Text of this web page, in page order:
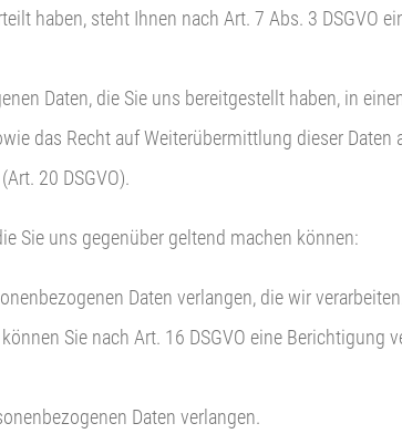
haben, steht Ihnen nach Art. 7 Abs. 3 DSGVO
Daten, die Sie uns bereitgestellt haben, in
das Recht auf Weiterübermittlung dieser Daten
20 DSGVO).
Sie uns gegenüber geltend machen können:
Daten verlangen, die wir
Sie nach Art. 16 DSGVO eine Berichtigung
Daten verlangen.